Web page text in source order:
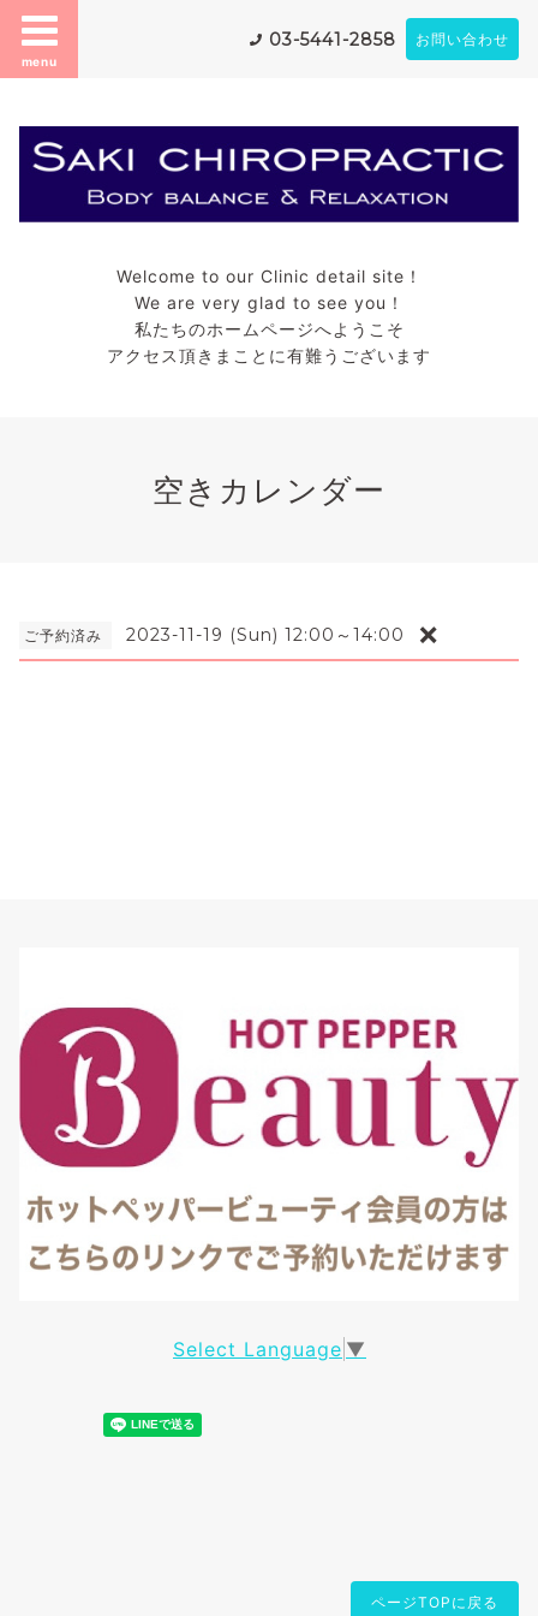
menu
03-5441-2858 お問い合わせ
Welcome to our Clinic detail site！
We are very glad to see you！
私たちのホームページへようこそ
アクセス頂きまことに有難うございます
空きカレンダー
ご予約済み 2023-11-19 (Sun) 12:00～14:00 ❌
Select Language ▼
ページTOPに戻る